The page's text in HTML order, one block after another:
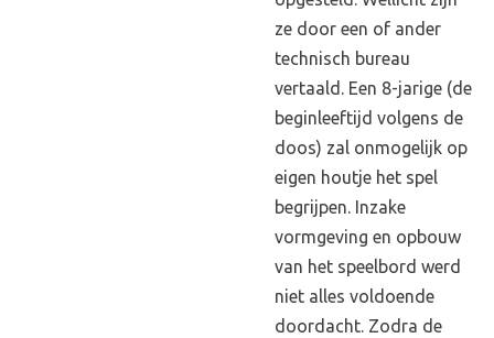
ze door een of ander
technisch bureau
vertaald. Een 8-jarige (de
beginleeftijd volgens de
doos) zal onmogelijk op
eigen houtje het spel
begrijpen. Inzake
vormgeving en opbouw
van het speelbord werd
niet alles voldoende
doordacht. Zodra de